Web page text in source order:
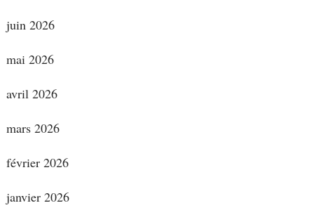
juin 2026
mai 2026
avril 2026
mars 2026
février 2026
janvier 2026